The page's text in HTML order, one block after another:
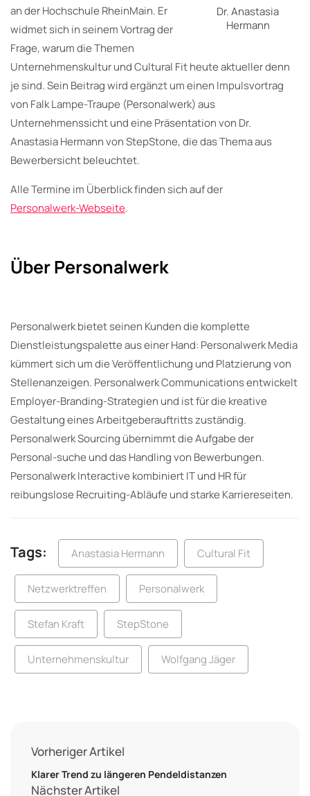
Dr. Anastasia
Hermann
an der Hochschule RheinMain. Er
widmet sich in seinem Vortrag der
Frage, warum die Themen
Unternehmenskultur und Cultural Fit heute aktueller denn
je sind. Sein Beitrag wird ergänzt um einen Impulsvortrag
von Falk Lampe-Traupe (Personalwerk) aus
Unternehmenssicht und eine Präsentation von Dr.
Anastasia Hermann von StepStone, die das Thema aus
Bewerbersicht beleuchtet.
Alle Termine im Überblick finden sich auf der
Personalwerk-Webseite.
Über Personalwerk
Personalwerk bietet seinen Kunden die komplette
Dienstleistungspalette aus einer Hand: Personalwerk Media
kümmert sich um die Veröffentlichung und Platzierung von
Stellenanzeigen. Personalwerk Communications entwickelt
Employer-Branding-Strategien und ist für die kreative
Gestaltung eines Arbeitgeberauftritts zuständig.
Personalwerk Sourcing übernimmt die Aufgabe der
Personal-suche und das Handling von Bewerbungen.
Personalwerk Interactive kombiniert IT und HR für
reibungslose Recruiting-Abläufe und starke Karriereseiten.
Tags: Anastasia Hermann Cultural Fit
Netzwerktreffen Personalwerk
Stefan Kraft StepStone
Unternehmenskultur Wolfgang Jäger
Vorheriger Artikel
Klarer Trend zu längeren Pendeldistanzen
Nächster Artikel